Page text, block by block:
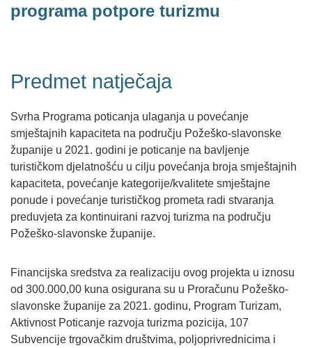
programa potpore turizmu
Predmet natječaja
Svrha Programa poticanja ulaganja u povećanje
smještajnih kapaciteta na području Požeško-slavonske
županije u 2021. godini je poticanje na bavljenje
turističkom djelatnošću u cilju povećanja broja smještajnih
kapaciteta, povećanje kategorije/kvalitete smještajne
ponude i povećanje turističkog prometa radi stvaranja
preduvjeta za kontinuirani razvoj turizma na području
Požeško-slavonske županije.
Financijska sredstva za realizaciju ovog projekta u iznosu
od 300.000,00 kuna osigurana su u Proračunu Požeško-
slavonske županije za 2021. godinu, Program Turizam,
Aktivnost Poticanje razvoja turizma pozicija, 107
Subvencije trgovačkim društvima, poljoprivrednicima i